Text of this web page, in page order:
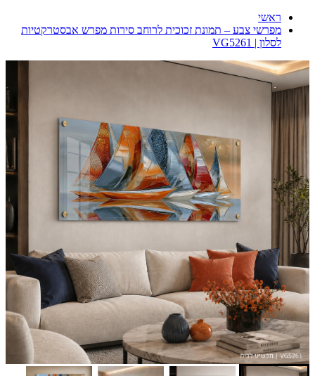
ראשי
מפרשי צבע – תמונת זכוכית לרוחב סירות מפרש אבסטרקטיות
לסלון | VG5261